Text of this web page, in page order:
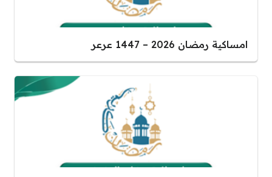
امساكية رمضان 2026 – 1447 عرعر